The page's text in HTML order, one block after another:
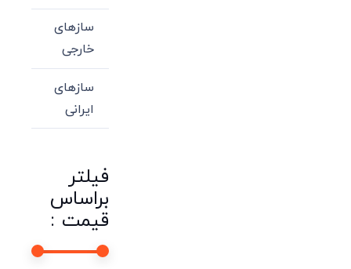
سازهای
خارجی
سازهای
ایرانی
فیلتر
براساس
قیمت :